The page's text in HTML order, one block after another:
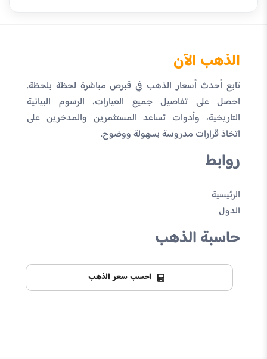
الذهب الآن
تابع أحدث أسعار الذهب في قبرص مباشرة لحظة بلحظة.
احصل على تفاصيل جميع العيارات، الرسوم البيانية
التاريخية، وأدوات تساعد المستثمرين والمدخرين على
اتخاذ قرارات مدروسة بسهولة ووضوح.
روابط
الرئيسية
الدول
حاسبة الذهب
احسب سعر الذهب